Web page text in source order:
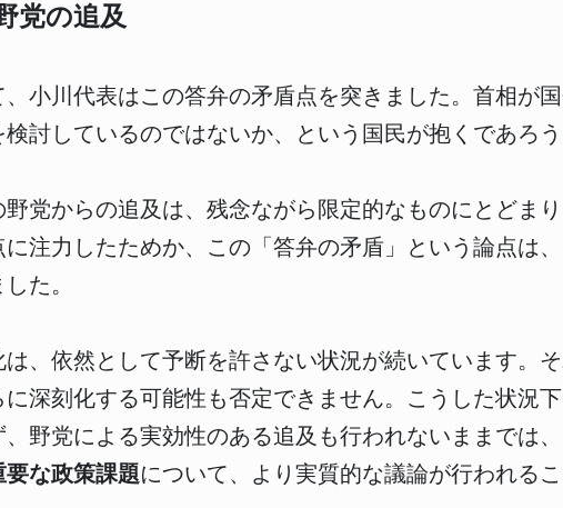
党の追及
小川代表はこの答弁の矛盾点を突きました。首相が
討しているのではないか、という国民が抱くであろう
党からの追及は、残念ながら限定的なものにとどま
注力したためか、この「答弁の矛盾」という論点は
た。
、依然として予断を許さない状況が続いています。
深刻化する可能性も否定できません。こうした状況
野党による実効性のある追及も行われないままでは
な政策課題について、より実質的な議論が行われる